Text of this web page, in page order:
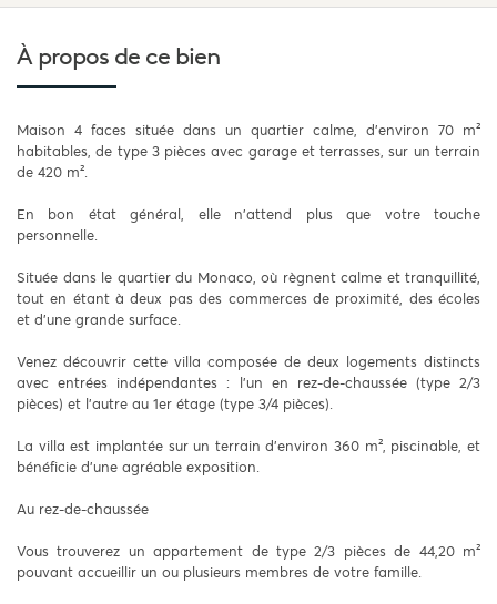
À propos de ce bien
Maison 4 faces située dans un quartier calme, d’environ 70 m²
habitables, de type 3 pièces avec garage et terrasses, sur un terrain
de 420 m².
En bon état général, elle n’attend plus que votre touche
personnelle.
Située dans le quartier du Monaco, où règnent calme et tranquillité,
tout en étant à deux pas des commerces de proximité, des écoles
et d’une grande surface.
Venez découvrir cette villa composée de deux logements distincts
avec entrées indépendantes : l’un en rez-de-chaussée (type 2/3
pièces) et l’autre au 1er étage (type 3/4 pièces).
La villa est implantée sur un terrain d’environ 360 m², piscinable, et
bénéficie d’une agréable exposition.
Au rez-de-chaussée
Vous trouverez un appartement de type 2/3 pièces de 44,20 m²
pouvant accueillir un ou plusieurs membres de votre famille.